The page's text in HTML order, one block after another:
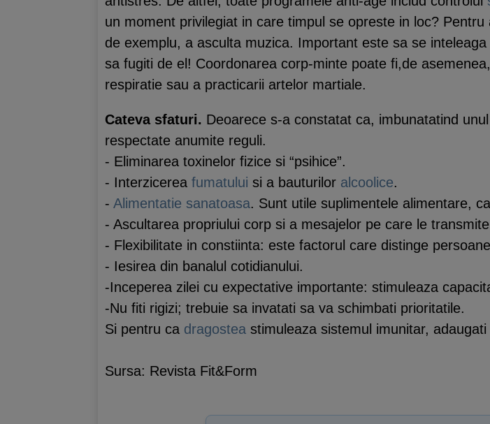
un moment privilegiat in care timpul se opreste in loc?
de exemplu, a asculta muzica. Important este sa se
sa fugiti de el! Coordonarea corp-minte poate fi,de
respiratie sau a practicarii artelor martiale.
Cateva sfaturi. Deoarece s-a constatat ca, imbunatatind
respectate anumite reguli.
- Eliminarea toxinelor fizice si “psihice”.
- Interzicerea fumatului si a bauturilor alcoolice.
- Alimentatie sanatoasa. Sunt utile suplimentele alimentare,
- Ascultarea propriului corp si a mesajelor pe care le
- Flexibilitate in constiinta: este factorul care distinge
- Iesirea din banalul cotidianului.
-Inceperea zilei cu expectative importante: stimuleaza
-Nu fiti rigizi; trebuie sa invatati sa va schimbati prioritatile.
Si pentru ca dragostea stimuleaza sistemul imunitar,
Sursa: Revista Fit&Form